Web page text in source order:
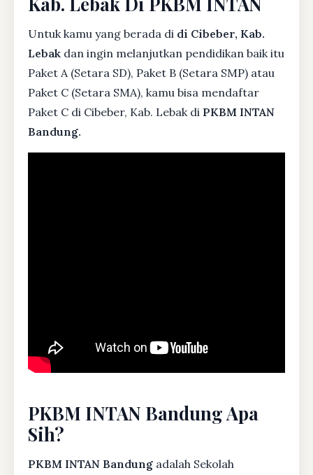
Untuk kamu yang berada di di Cibeber, Kab.
Lebak dan ingin melanjutkan pendidikan baik itu
Paket A (Setara SD), Paket B (Setara SMP) atau
Paket C (Setara SMA), kamu bisa mendaftar
Paket C di Cibeber, Kab. Lebak di PKBM INTAN
Bandung.
PKBM INTAN Bandung Apa
Sih?
PKBM INTAN Bandung adalah Sekolah